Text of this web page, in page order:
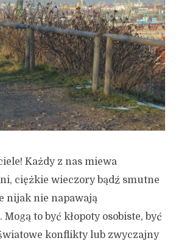
Każdy z nas miewa
ciężkie wieczory bądź smutne
nijak nie napawają
to być kłopoty osobiste, być
konflikty lub zwyczajny